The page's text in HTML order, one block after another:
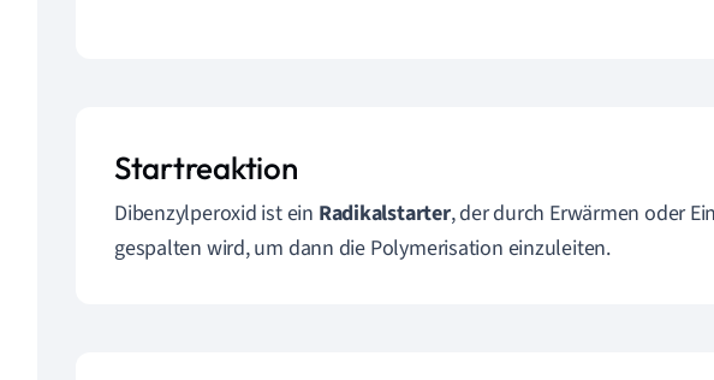
Startreaktion
Dibenzylperoxid ist ein Radikalstarter, der durch Erwärmen oder
gespalten wird, um dann die Polymerisation einzuleiten.